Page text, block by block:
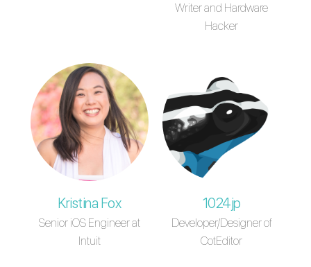
Writer and Hardware
Hacker
Kristina Fox
Senior iOS Engineer at
Intuit
1024jp
Developer/Designer of
CotEditor